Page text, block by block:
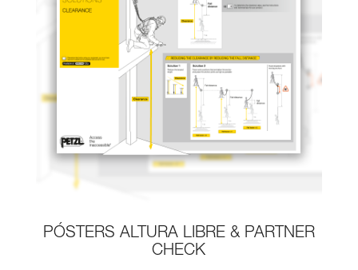
PÓSTERS ALTURA LIBRE & PARTNER
CHECK